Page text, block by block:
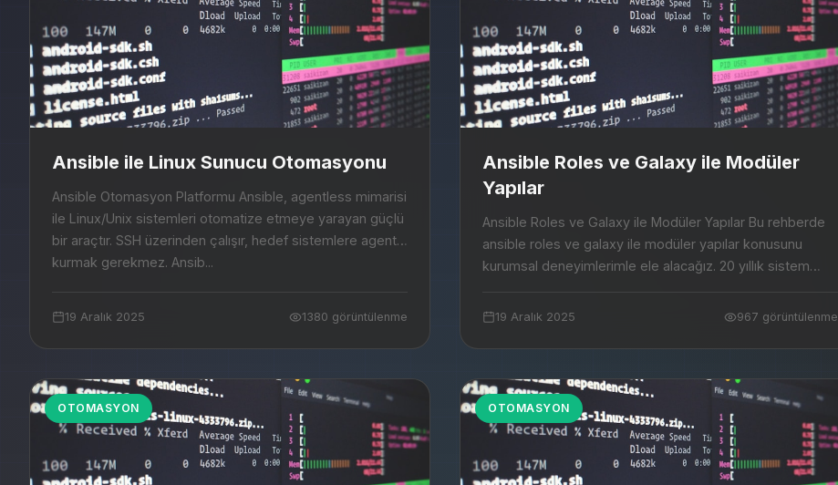
Ansible ile Linux Sunucu Otomasyonu
Ansible Otomasyon Platformu Ansible, agentless mimarisi
ile Linux/Unix sistemleri otomatize etmeye yarayan güçlü
bir araçtır. SSH üzerinden çalışır, hedef sistemlere agent
kurmak gerekmez. Ansib...
19 Aralık 2025 1380 görüntülenme
Ansible Roles ve Galaxy ile Modüler
Yapılar
Ansible Roles ve Galaxy ile Modüler Yapılar Bu rehberde
ansible roles ve galaxy ile modüler yapılar konusunu
kurumsal deneyimlerimle ele alacağız. 20 yıllık sistem
19 Aralık 2025 967 görüntülenme
OTOMASYON OTOMASYON